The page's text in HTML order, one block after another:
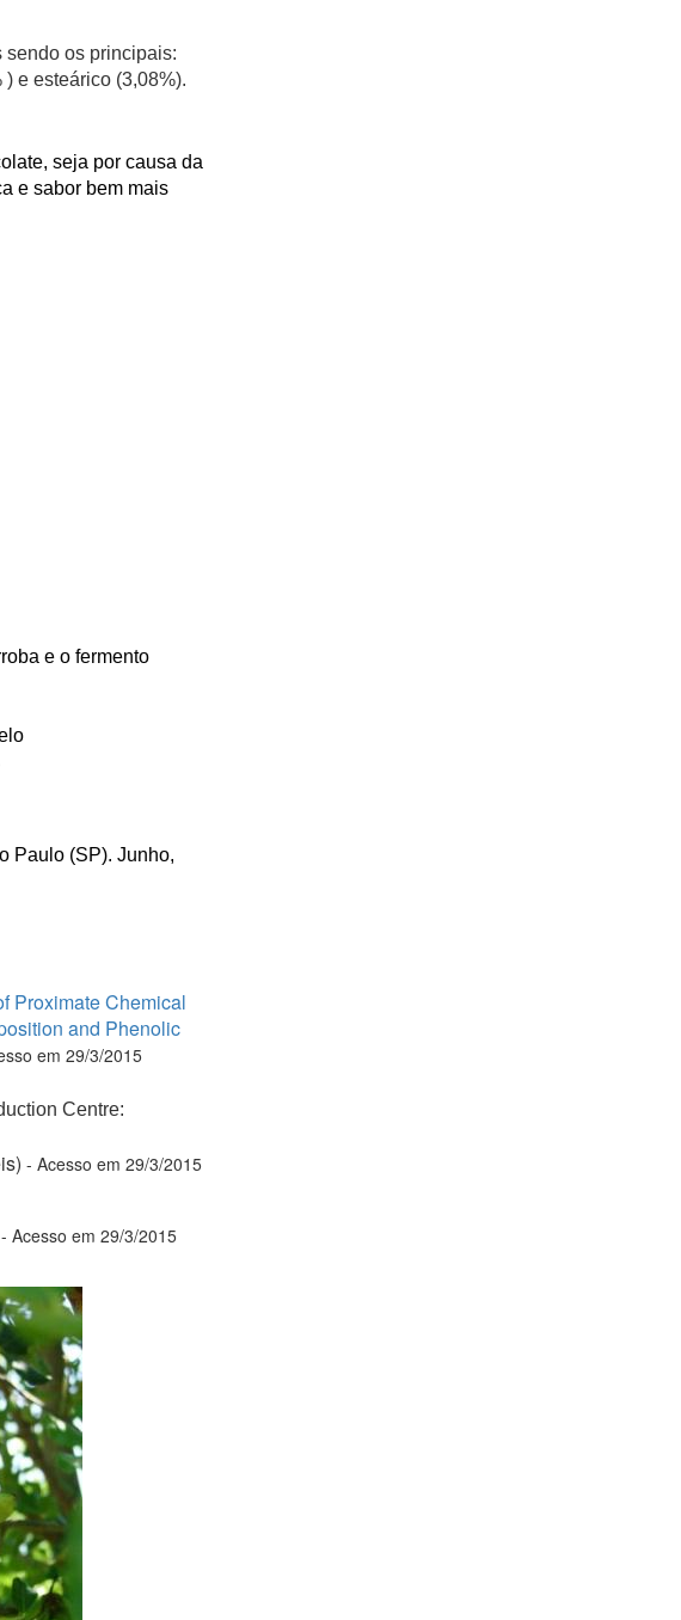
sendo os principais:
e esteárico (3,08%).
seja por causa da
e sabor bem mais
e o fermento
Paulo (SP). Junho,
Proximate Chemical
and Phenolic
em 29/3/2015
Centre:
- Acesso em 29/3/2015
- Acesso em 29/3/2015